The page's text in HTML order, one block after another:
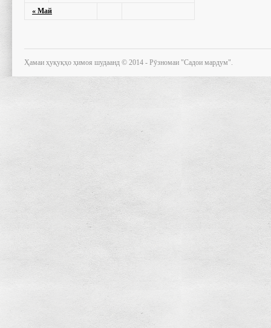
« Май
Ҳамаи ҳуқуқҳо ҳимоя шудаанд © 2014 - Рӯзномаи "Садои мардум".